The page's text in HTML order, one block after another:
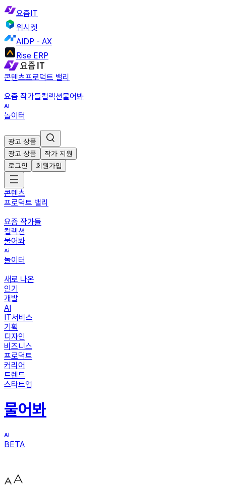
요즘IT
위시켓
AIDP - AX
Rise ERP
콘텐츠프로덕트 밸리
요즘 작가들컬렉션물어봐
놀이터
광고 상품
광고 상품
작가 지원
로그인
회원가입
콘텐츠
프로덕트 밸리
요즘 작가들
컬렉션
물어봐
놀이터
새로 나온
인기
개발
AI
IT서비스
기획
디자인
비즈니스
프로덕트
커리어
트렌드
스타트업
물어봐
BETA